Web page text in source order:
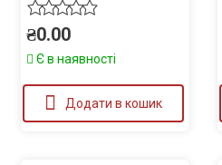
₴0.00
Є в наявності
Додати в кошик